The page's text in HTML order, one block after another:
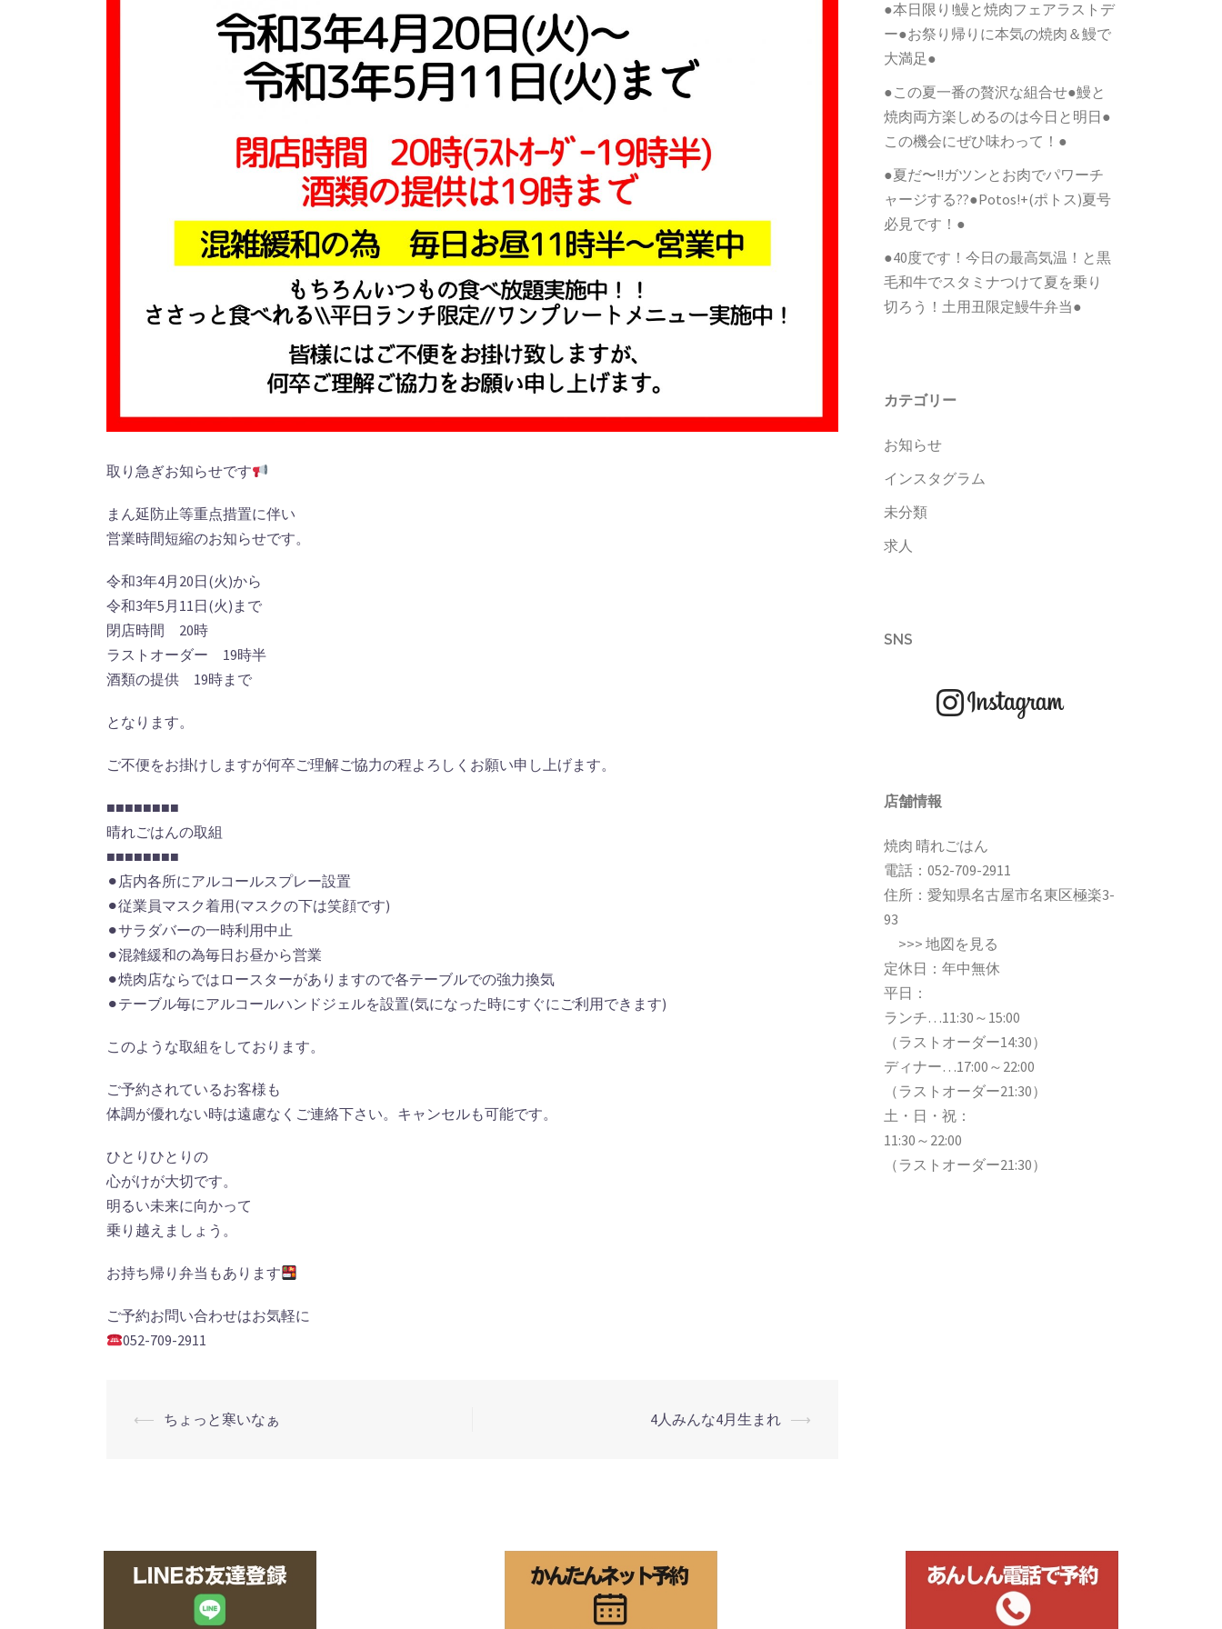
取り急ぎお知らせです
まん延防止等重点措置に伴い
営業時間短縮のお知らせです。
令和3年4月20日(火)から
令和3年5月11日(火)まで
閉店時間 20時
ラストオーダー 19時半
酒類の提供 19時まで
となります。
ご不便をお掛けしますが何卒ご理解ご協力の程よろしくお願い申し上げます。
■■■■■■■■
晴れごはんの取組
■■■■■■■■
⚫︎店内各所にアルコールスプレー設置
⚫︎従業員マスク着用(マスクの下は笑顔です)
⚫︎サラダバーの一時利用中止
⚫︎混雑緩和の為毎日お昼から営業
⚫︎焼肉店ならではロースターがありますので各テーブルでの強力換気
⚫︎テーブル毎にアルコールハンドジェルを設置(気になった時にすぐにご利用できます)
このような取組をしております。
ご予約されているお客様も
体調が優れない時は遠慮なくご連絡下さい。キャンセルも可能です。
ひとりひとりの
心がけが大切です。
明るい未来に向かって
乗り越えましょう。
お持ち帰り弁当もあります
ご予約お問い合わせはお気軽に
052-709-2911
投
ビ
ゲ
⟵ ちょっと寒いなぁ 4人みんな4月生まれ ⟶
●本日限り!鰻と焼肉フェアラストデ
ー●お祭り帰りに本気の焼肉＆鰻で
大満足●
●この夏一番の贅沢な組合せ●鰻と
焼肉両方楽しめるのは今日と明日●
この機会にぜひ味わって！●
●夏だ〜!!ガツンとお肉でパワーチ
ャージする??●Potos!+(ポトス)夏号
必見です！●
●40度です！今日の最高気温！と黒
毛和牛でスタミナつけて夏を乗り
切ろう！土用丑限定鰻牛弁当●
カテゴリー
お知らせ
インスタグラム
未分類
求人
SNS
店舗情報
焼肉 晴れごはん
電話： 052-709-2911
住所：愛知県名古屋市名東区極楽3-
93
>>> 地図を見る
定休日：年中無休
平日：
ランチ…11:30～15:00
（ラストオーダー14:30）
ディナー…17:00～22:00
（ラストオーダー21:30）
土・日・祝：
11:30～22:00
（ラストオーダー21:30）